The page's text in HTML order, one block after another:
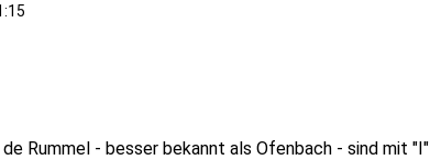
Rummel - besser bekannt als Ofenbach - sind mit "I"